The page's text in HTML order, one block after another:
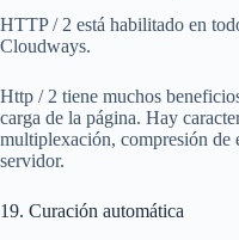
HTTP / 2 está habilitado en
Cloudways.
Http / 2 tiene muchos
carga de la página. Hay
multiplexación, compresión de
servidor.
19. Curación automática